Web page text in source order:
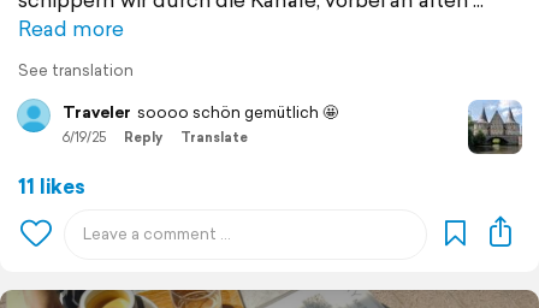
Read more
See translation
Traveler soooo schön gemütlich 🤩
6/19/25 Reply Translate
11 likes